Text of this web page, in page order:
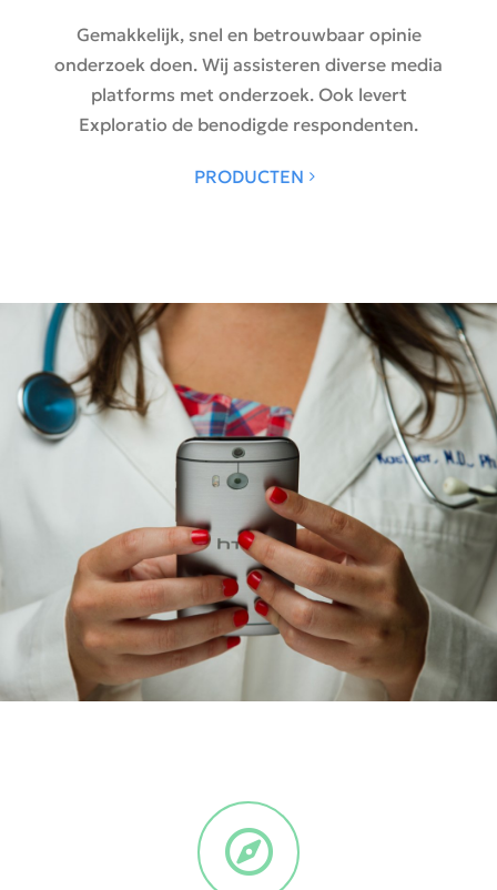
Gemakkelijk, snel en betrouwbaar opinie
onderzoek doen. Wij assisteren diverse media
platforms met onderzoek. Ook levert
Exploratio de benodigde respondenten.
PRODUCTEN